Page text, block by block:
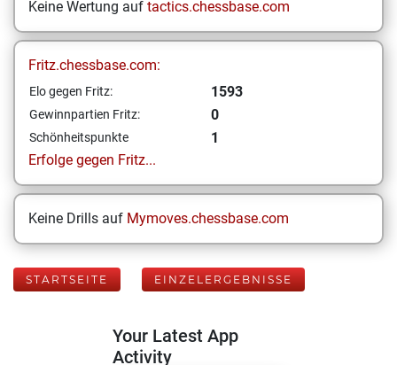
Keine Wertung auf tactics.chessbase.com
Fritz.chessbase.com:
Elo gegen Fritz: 1593
Gewinnpartien Fritz: 0
Schönheitspunkte
1
Erfolge gegen Fritz...
Keine Drills auf Mymoves.chessbase.com
STARTSEITE EINZELERGEBNISSE
Your Latest App
Activity